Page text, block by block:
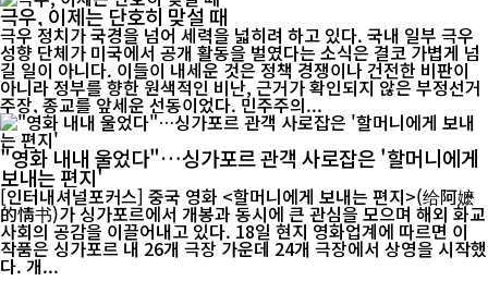
극우, 이제는 단호히 맞설 때
극우 정치가 국경을 넘어 세력을 넓히려 하고 있다. 국내 일부 극우
성향 단체가 미국에서 공개 활동을 벌였다는 소식은 결코 가볍게 넘
길 일이 아니다. 이들이 내세운 것은 정책 경쟁이나 건전한 비판이
아니라 정부를 향한 원색적인 비난, 근거가 확인되지 않은 부정선거
주장, 종교를 앞세운 선동이었다. 민주주의...
"영화 내내 울었다"…싱가포르 관객 사로잡은 '할머니에게
보내는 편지'
[인터내셔널포커스] 중국 영화 <할머니에게 보내는 편지>(给阿嬷
的情书)가 싱가포르에서 개봉과 동시에 큰 관심을 모으며 해외 화교
사회의 공감을 이끌어내고 있다. 18일 현지 영화업계에 따르면 이
작품은 싱가포르 내 26개 극장 가운데 24개 극장에서 상영을 시작했
다. 개...